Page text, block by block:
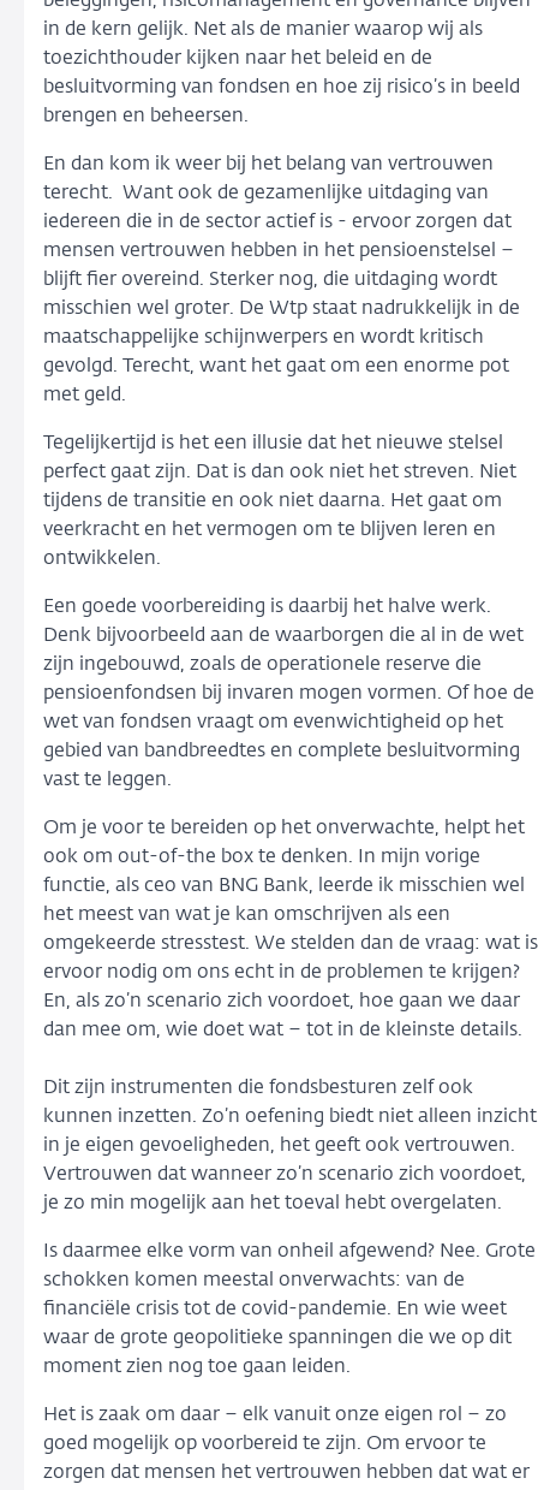
in de kern gelijk. Net als de manier waarop wij als
toezichthouder kijken naar het beleid en de
besluitvorming van fondsen en hoe zij risico’s in beeld
brengen en beheersen.
En dan kom ik weer bij het belang van vertrouwen
terecht. Want ook de gezamenlijke uitdaging van
iedereen die in de sector actief is - ervoor zorgen dat
mensen vertrouwen hebben in het pensioenstelsel –
blijft fier overeind. Sterker nog, die uitdaging wordt
misschien wel groter. De Wtp staat nadrukkelijk in de
maatschappelijke schijnwerpers en wordt kritisch
gevolgd. Terecht, want het gaat om een enorme pot
met geld.
Tegelijkertijd is het een illusie dat het nieuwe stelsel
perfect gaat zijn. Dat is dan ook niet het streven. Niet
tijdens de transitie en ook niet daarna. Het gaat om
veerkracht en het vermogen om te blijven leren en
ontwikkelen.
Een goede voorbereiding is daarbij het halve werk.
Denk bijvoorbeeld aan de waarborgen die al in de wet
zijn ingebouwd, zoals de operationele reserve die
pensioenfondsen bij invaren mogen vormen. Of hoe de
wet van fondsen vraagt om evenwichtigheid op het
gebied van bandbreedtes en complete besluitvorming
vast te leggen.
Om je voor te bereiden op het onverwachte, helpt het
ook om out-of-the box te denken. In mijn vorige
functie, als ceo van BNG Bank, leerde ik misschien wel
het meest van wat je kan omschrijven als een
omgekeerde stresstest. We stelden dan de vraag: wat is
ervoor nodig om ons echt in de problemen te krijgen?
En, als zo’n scenario zich voordoet, hoe gaan we daar
dan mee om, wie doet wat – tot in de kleinste details.
Dit zijn instrumenten die fondsbesturen zelf ook
kunnen inzetten. Zo’n oefening biedt niet alleen inzicht
in je eigen gevoeligheden, het geeft ook vertrouwen.
Vertrouwen dat wanneer zo’n scenario zich voordoet,
je zo min mogelijk aan het toeval hebt overgelaten.
Is daarmee elke vorm van onheil afgewend? Nee. Grote
schokken komen meestal onverwachts: van de
financiële crisis tot de covid-pandemie. En wie weet
waar de grote geopolitieke spanningen die we op dit
moment zien nog toe gaan leiden.
Het is zaak om daar – elk vanuit onze eigen rol – zo
goed mogelijk op voorbereid te zijn. Om ervoor te
zorgen dat mensen het vertrouwen hebben dat wat er